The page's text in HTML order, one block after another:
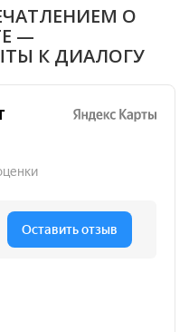
О
—
К ДИАЛОГУ